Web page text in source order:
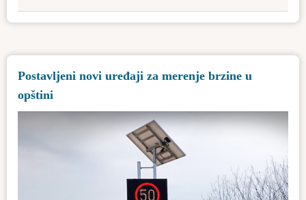
Obaveštenje
o
za
o
potrebi
Postavljeni novi uređaji za merenje brzine u
opštini